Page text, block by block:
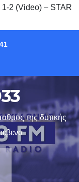
1-2 (Video) – STAR
της δυτικής